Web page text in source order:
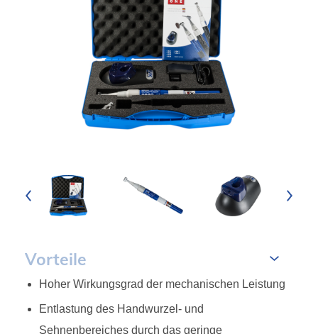
Vorteile
Hoher Wirkungsgrad der mechanischen Leistung
Entlastung des Handwurzel- und
Sehnenbereiches durch das geringe